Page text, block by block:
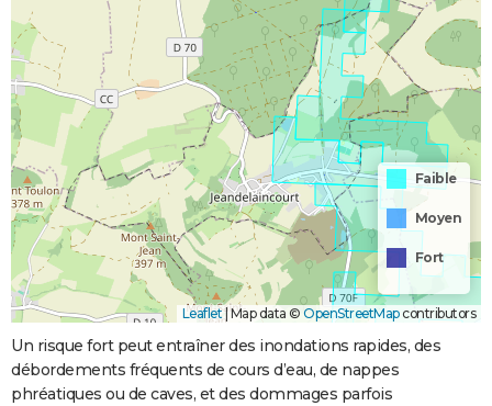
Faible
Moyen
Fort
Leaflet|Map data © OpenStreetMapcontributors
Un risque fort peut entraîner des inondations rapides, des
débordements fréquents de cours d’eau, de nappes
phréatiques ou de caves, et des dommages parfois